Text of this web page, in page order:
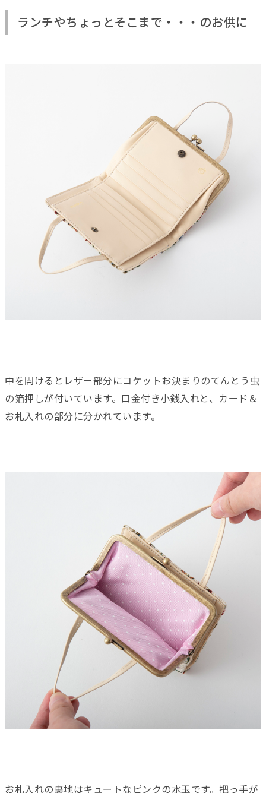
ランチやちょっとそこまで・・・のお供に
中を開けるとレザー部分にコケットお決まりのてんとう虫
の箔押しが付いています。口金付き小銭入れと、カード＆
お札入れの部分に分かれています。
お札入れの裏地はキュートなピンクの水玉です。把っ手が